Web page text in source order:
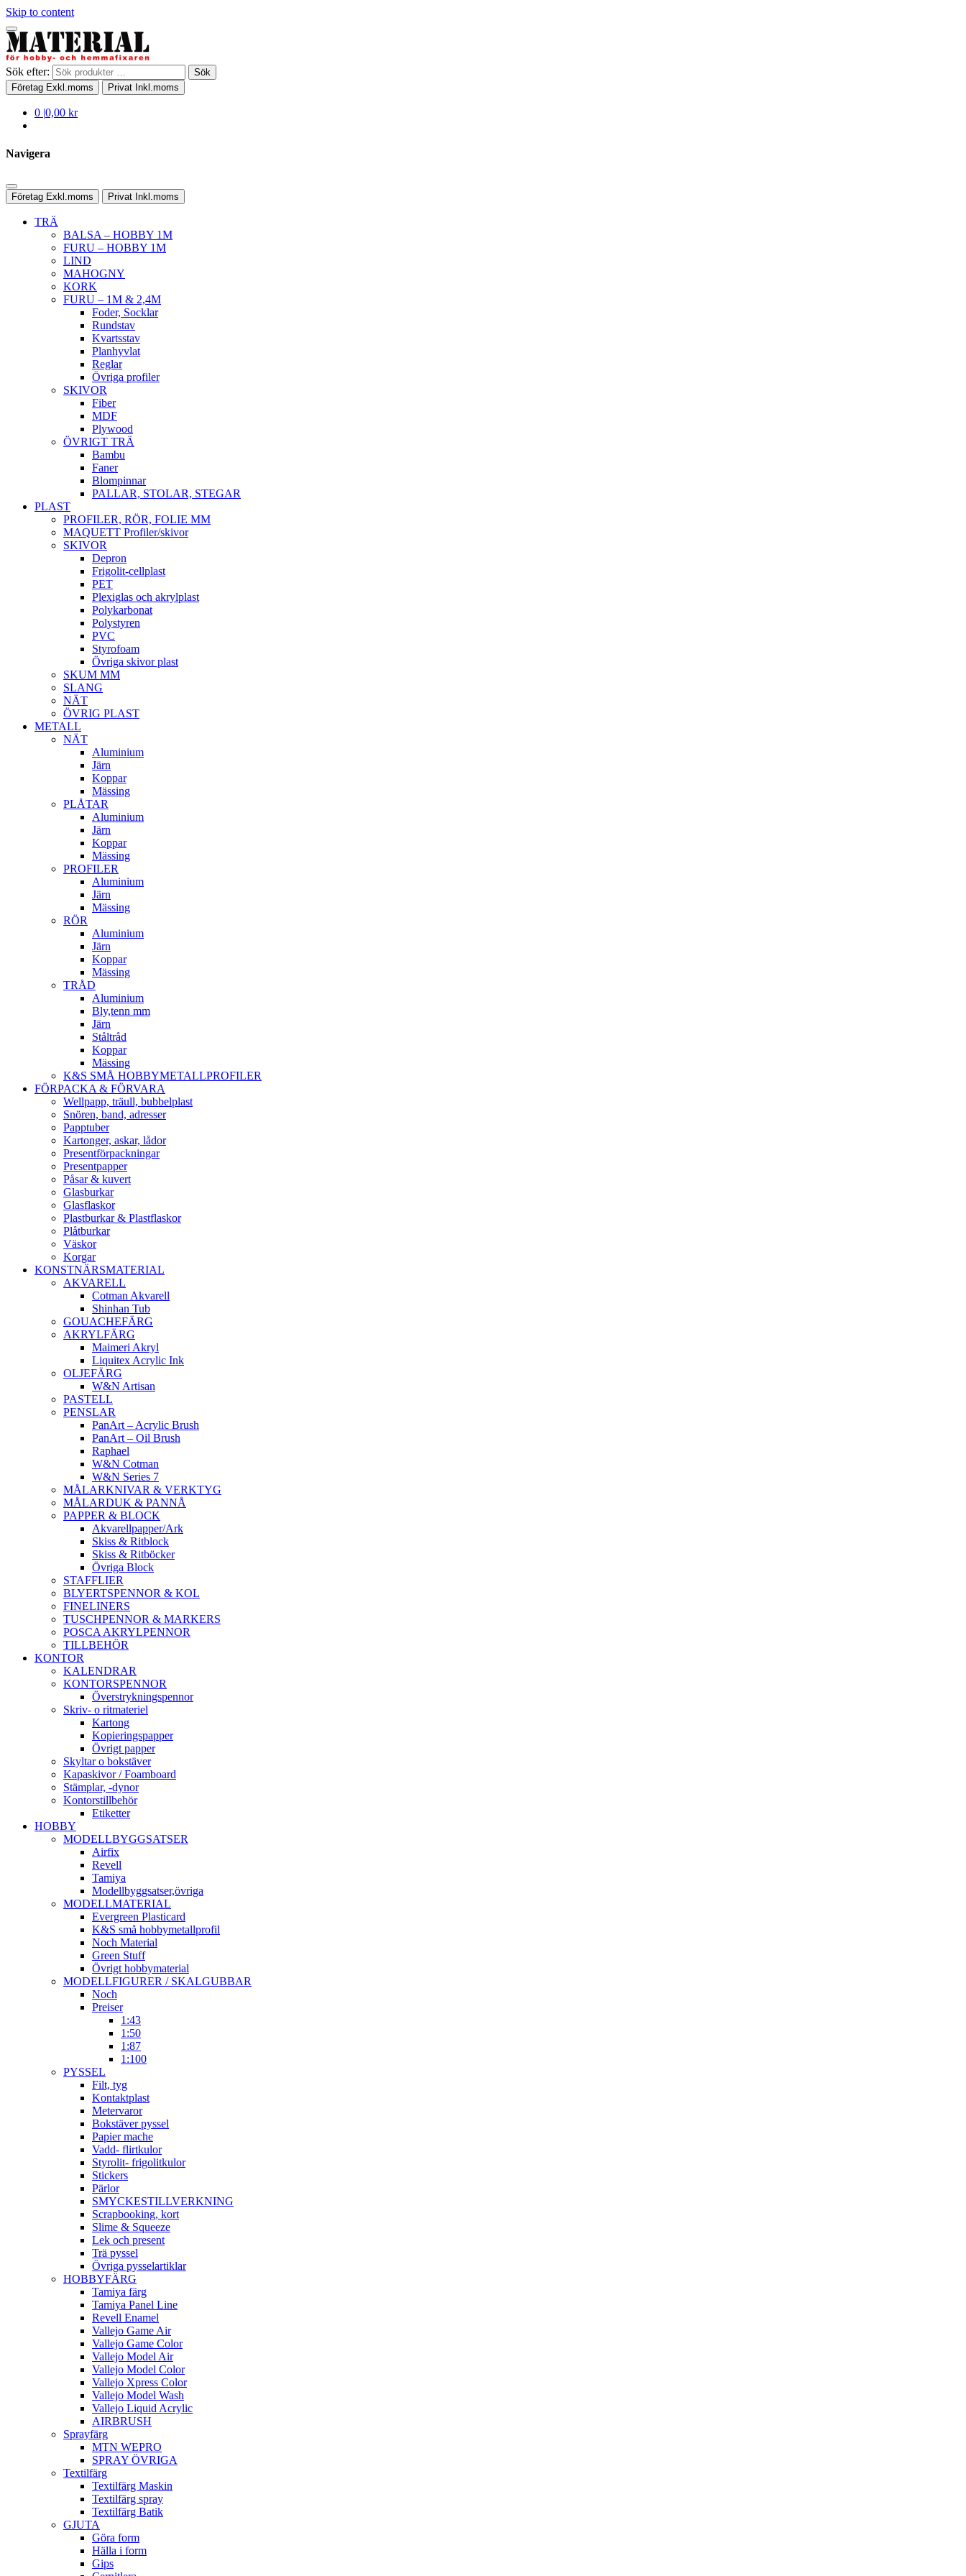
Skip to content
Sök efter:
Sök
Företag Exkl.moms Privat Inkl.moms
0 |0,00 kr
Navigera
Företag Exkl.moms Privat Inkl.moms
TRÄ
BALSA – HOBBY 1M
FURU – HOBBY 1M
LIND
MAHOGNY
KORK
FURU – 1M & 2,4M
Foder, Socklar
Rundstav
Kvartsstav
Planhyvlat
Reglar
Övriga profiler
SKIVOR
Fiber
MDF
Plywood
ÖVRIGT TRÄ
Bambu
Faner
Blompinnar
PALLAR, STOLAR, STEGAR
PLAST
PROFILER, RÖR, FOLIE MM
MAQUETT Profiler/skivor
SKIVOR
Depron
Frigolit-cellplast
PET
Plexiglas och akrylplast
Polykarbonat
Polystyren
PVC
Styrofoam
Övriga skivor plast
SKUM MM
SLANG
NÄT
ÖVRIG PLAST
METALL
NÄT
Aluminium
Järn
Koppar
Mässing
PLÅTAR
Aluminium
Järn
Koppar
Mässing
PROFILER
Aluminium
Järn
Mässing
RÖR
Aluminium
Järn
Koppar
Mässing
TRÅD
Aluminium
Bly,tenn mm
Järn
Ståltråd
Koppar
Mässing
K&S SMÅ HOBBYMETALLPROFILER
FÖRPACKA & FÖRVARA
Wellpapp, träull, bubbelplast
Snören, band, adresser
Papptuber
Kartonger, askar, lådor
Presentförpackningar
Presentpapper
Påsar & kuvert
Glasburkar
Glasflaskor
Plastburkar & Plastflaskor
Plåtburkar
Väskor
Korgar
KONSTNÄRSMATERIAL
AKVARELL
Cotman Akvarell
Shinhan Tub
GOUACHEFÄRG
AKRYLFÄRG
Maimeri Akryl
Liquitex Acrylic Ink
OLJEFÄRG
W&N Artisan
PASTELL
PENSLAR
PanArt – Acrylic Brush
PanArt – Oil Brush
Raphael
W&N Cotman
W&N Series 7
MÅLARKNIVAR & VERKTYG
MÅLARDUK & PANNÅ
PAPPER & BLOCK
Akvarellpapper/Ark
Skiss & Ritblock
Skiss & Ritböcker
Övriga Block
STAFFLIER
BLYERTSPENNOR & KOL
FINELINERS
TUSCHPENNOR & MARKERS
POSCA AKRYLPENNOR
TILLBEHÖR
KONTOR
KALENDRAR
KONTORSPENNOR
Överstrykningspennor
Skriv- o ritmateriel
Kartong
Kopieringspapper
Övrigt papper
Skyltar o bokstäver
Kapaskivor / Foamboard
Stämplar, -dynor
Kontorstillbehör
Etiketter
HOBBY
MODELLBYGGSATSER
Airfix
Revell
Tamiya
Modellbyggsatser,övriga
MODELLMATERIAL
Evergreen Plasticard
K&S små hobbymetallprofil
Noch Material
Green Stuff
Övrigt hobbymaterial
MODELLFIGURER / SKALGUBBAR
Noch
Preiser
1:43
1:50
1:87
1:100
PYSSEL
Filt, tyg
Kontaktplast
Metervaror
Bokstäver pyssel
Papier mache
Vadd- flirtkulor
Styrolit- frigolitkulor
Stickers
Pärlor
SMYCKESTILLVERKNING
Scrapbooking, kort
Slime & Squeeze
Lek och present
Trä pyssel
Övriga pysselartiklar
HOBBYFÄRG
Tamiya färg
Tamiya Panel Line
Revell Enamel
Vallejo Game Air
Vallejo Game Color
Vallejo Model Air
Vallejo Model Color
Vallejo Xpress Color
Vallejo Model Wash
Vallejo Liquid Acrylic
AIRBRUSH
Sprayfärg
MTN WEPRO
SPRAY ÖVRIGA
Textilfärg
Textilfärg Maskin
Textilfärg spray
Textilfärg Batik
GJUTA
Göra form
Hälla i form
Gips